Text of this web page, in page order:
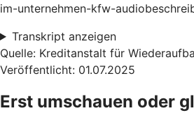
im-unternehmen-kfw-
Transkript anzeigen
Quelle: Kreditanstalt für
Veröffentlicht: 01.07.2025
Erst umschauen oder